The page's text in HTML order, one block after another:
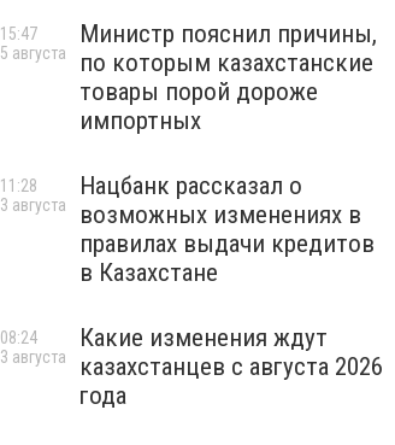
Министр пояснил причины,
по которым казахстанские
товары порой дороже
импортных
15:47
5 августа
Нацбанк рассказал о
возможных изменениях в
правилах выдачи кредитов
в Казахстане
11:28
3 августа
Какие изменения ждут
казахстанцев с августа 2026
года
08:24
3 августа